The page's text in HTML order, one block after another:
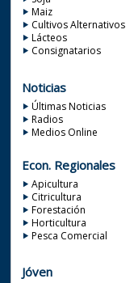
Maiz
Cultivos Alternativos
Lácteos
Consignatarios
Noticias
Últimas Noticias
Radios
Medios Online
Econ. Regionales
Apicultura
Citricultura
Forestación
Horticultura
Pesca Comercial
Jóven